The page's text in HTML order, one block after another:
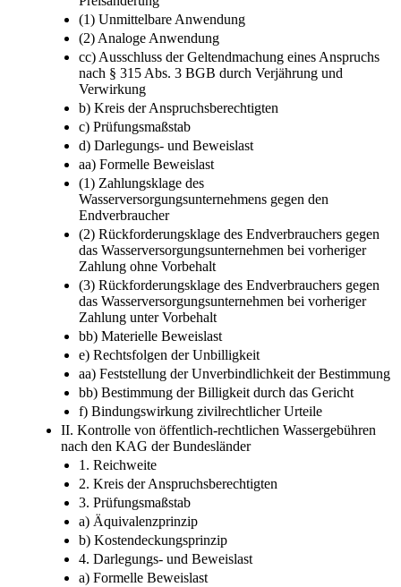
(1) Unmittelbare Anwendung
(2) Analoge Anwendung
cc) Ausschluss der Geltendmachung eines Anspruchs
nach § 315 Abs. 3 BGB durch Verjährung und
Verwirkung
b) Kreis der Anspruchsberechtigten
c) Prüfungsmaßstab
d) Darlegungs- und Beweislast
aa) Formelle Beweislast
(1) Zahlungsklage des
Wasserversorgungsunternehmens gegen den
Endverbraucher
(2) Rückforderungsklage des Endverbrauchers gegen
das Wasserversorgungsunternehmen bei vorheriger
Zahlung ohne Vorbehalt
(3) Rückforderungsklage des Endverbrauchers gegen
das Wasserversorgungsunternehmen bei vorheriger
Zahlung unter Vorbehalt
bb) Materielle Beweislast
e) Rechtsfolgen der Unbilligkeit
aa) Feststellung der Unverbindlichkeit der Bestimmung
bb) Bestimmung der Billigkeit durch das Gericht
f) Bindungswirkung zivilrechtlicher Urteile
II. Kontrolle von öffentlich-rechtlichen Wassergebühren
nach den KAG der Bundesländer
1. Reichweite
2. Kreis der Anspruchsberechtigten
3. Prüfungsmaßstab
a) Äquivalenzprinzip
b) Kostendeckungsprinzip
4. Darlegungs- und Beweislast
a) Formelle Beweislast